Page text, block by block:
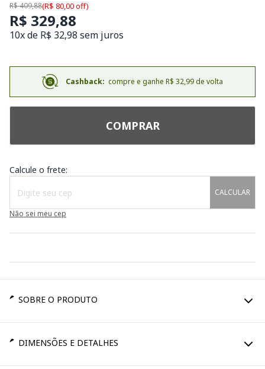
R$ 409,88(R$ 80,00 off)
R$ 329,88
10x de R$ 32,98 sem juros
Cashback: compre e ganhe R$ 32,99 de volta
COMPRAR
Calcule o frete:
CALCULAR
Não sei meu cep
SOBRE O PRODUTO
DIMENSÕES E DETALHES